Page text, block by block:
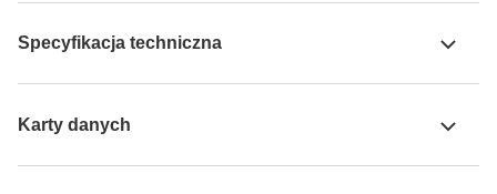
Specyfikacja techniczna
Karty danych